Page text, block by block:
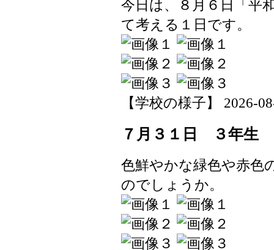
今日は、８月６日「平
て考える１日です。
【学校の様子】 2026-
７月３１日 ３年生
色鮮やかな緑色や赤色
のでしょうか。